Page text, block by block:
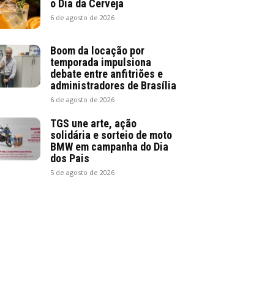
o Dia da Cerveja
6 de agosto de 2026
Boom da locação por
temporada impulsiona
debate entre anfitriões e
administradores de Brasília
6 de agosto de 2026
TGS une arte, ação
solidária e sorteio de moto
BMW em campanha do Dia
dos Pais
5 de agosto de 2026